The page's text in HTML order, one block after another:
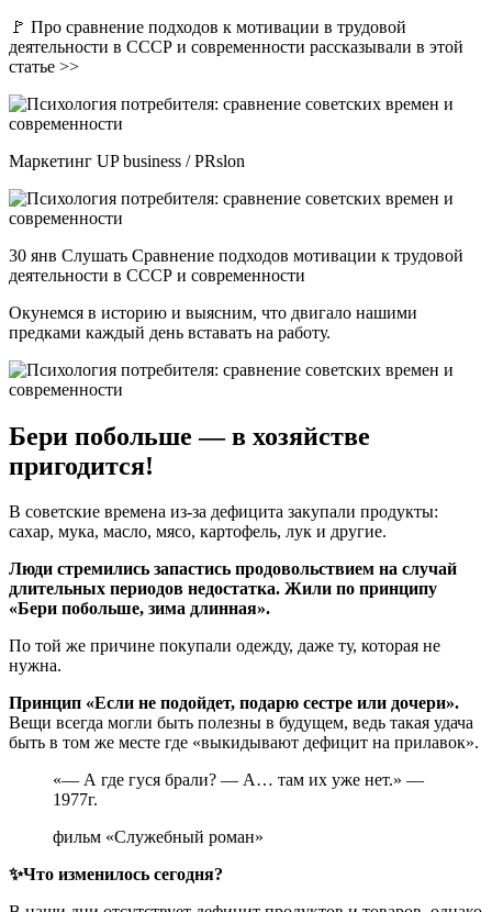
🚩 Про сравнение подходов к мотивации в трудовой
деятельности в СССР и современности рассказывали в этой
статье >>
Маркетинг UP business / PRslon
30 янв Слушать Сравнение подходов мотивации к трудовой
деятельности в СССР и современности
Окунемся в историю и выясним, что двигало нашими
предками каждый день вставать на работу.
Бери побольше — в хозяйстве
пригодится!
В советские времена из-за дефицита закупали продукты:
сахар, мука, масло, мясо, картофель, лук и другие.
Люди стремились запастись продовольствием на случай
длительных периодов недостатка. Жили по принципу
«Бери побольше, зима длинная».
По той же причине покупали одежду, даже ту, которая не
нужна.
Принцип «Если не подойдет, подарю сестре или дочери».
Вещи всегда могли быть полезны в будущем, ведь такая удача
быть в том же месте где «выкидывают дефицит на прилавок».
«— А где гуся брали? — А… там их уже нет.» —
1977г.
фильм «Служебный роман»
✨Что изменилось сегодня?